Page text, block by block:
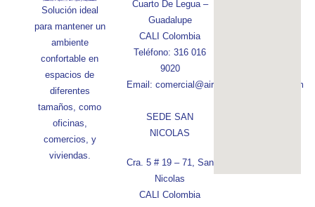
Solución ideal
para mantener un
ambiente
confortable en
espacios de
diferentes
tamaños, como
oficinas,
comercios, y
viviendas.
Cuarto De Legua –
Guadalupe
CALI Colombia
Teléfono: 316 016
9020
Email: comercial@aireconfortcolombia.com
SEDE SAN
NICOLAS
Cra. 5 # 19 – 71, San
Nicolas
CALI Colombia